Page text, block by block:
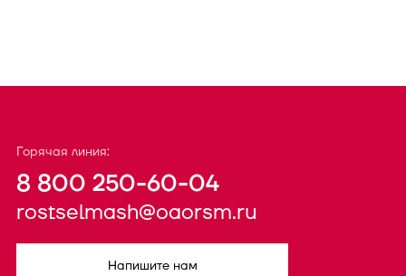
Горячая линия:
8 800 250-60-04
rostselmash@oaorsm.ru
Напишите нам